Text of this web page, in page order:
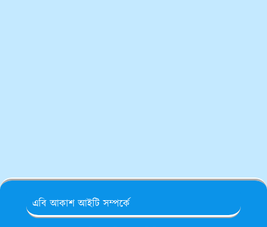
এবি আকাশ আইটি সম্পর্কে